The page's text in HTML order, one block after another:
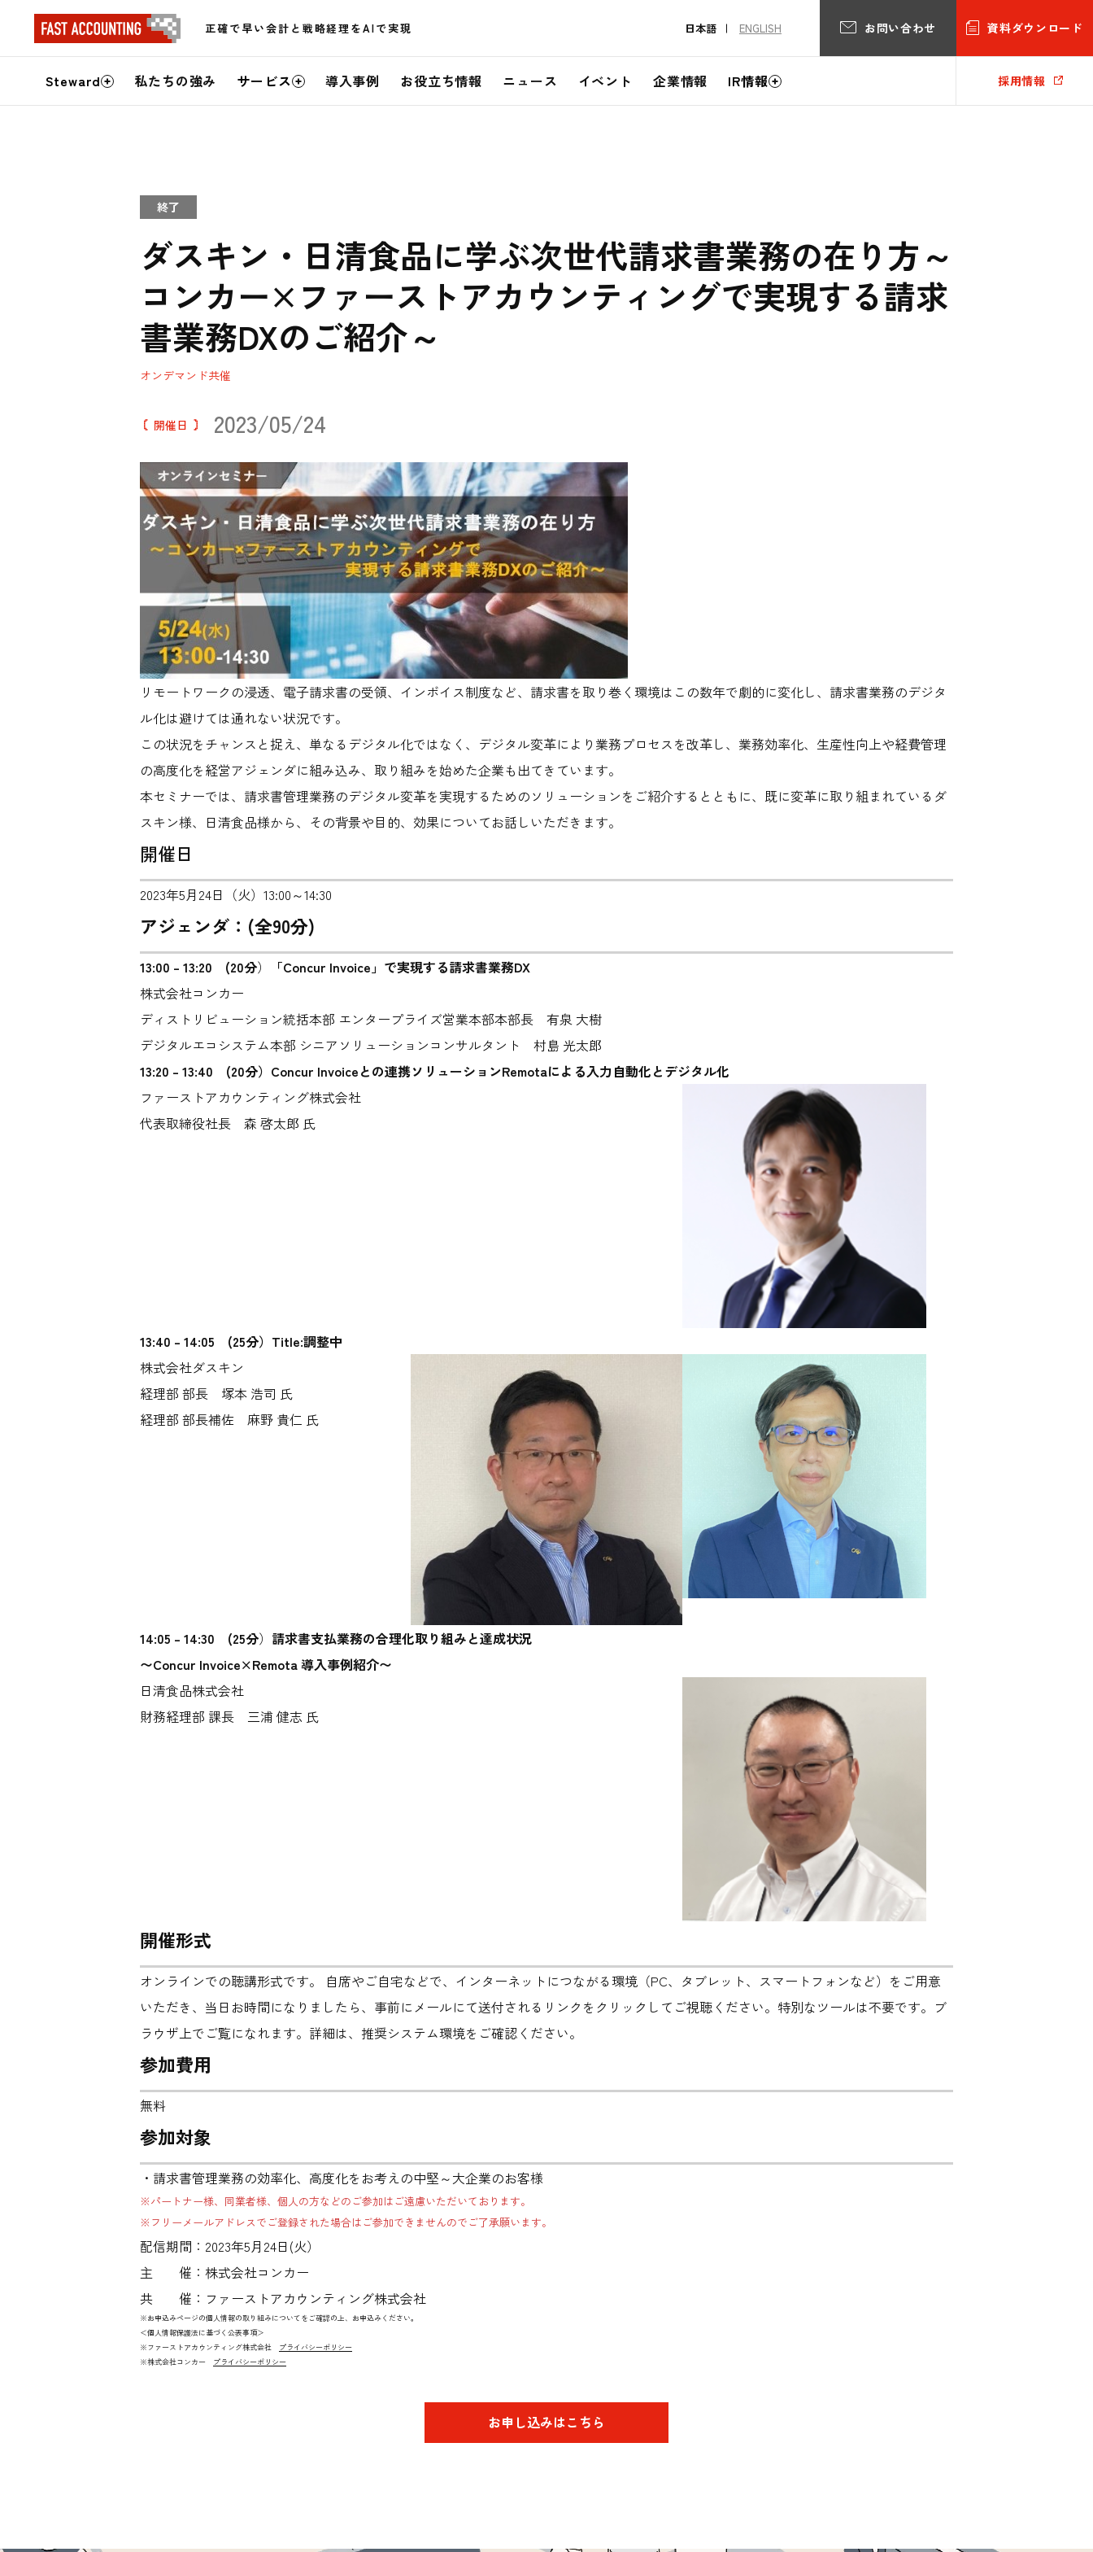
正確で早い会計と戦略経理をAIで実現 日本語 ENGLISH お問い合わせ 資料ダウンロード
サ
イ
Steward 私たちの強み サービス 導入事例 お役立ち情報 ニュース イベント 企業情報 IR情報 採用情報
ダスキン・日清食品に学ぶ次世代請求書業務の在り方～
コンカー×ファーストアカウンティングで実現する請求
書業務DXのご紹介～
終了
オンデマンド共催
開催日 2023/05/24
リモートワークの浸透、電子請求書の受領、インボイス制度など、請求書を取り巻く環境はこの数年で劇的に変化し、請求書業務のデジタ
ル化は避けては通れない状況です。
この状況をチャンスと捉え、単なるデジタル化ではなく、デジタル変革により業務プロセスを改革し、業務効率化、生産性向上や経費管理
の高度化を経営アジェンダに組み込み、取り組みを始めた企業も出てきています。
本セミナーでは、請求書管理業務のデジタル変革を実現するためのソリューションをご紹介するとともに、既に変革に取り組まれているダ
スキン様、日清食品様から、その背景や目的、効果についてお話しいただきます。
開催日
2023年5月24日（火）13:00～14:30
アジェンダ：(全90分)
13:00 – 13:20 (20分）
「Concur Invoice」で実現する請求書業務DX
株式会社コンカー
ディストリビューション統括本部 エンタープライズ営業本部本部長 有泉 大樹
デジタルエコシステム本部 シニアソリューションコンサルタント 村島 光太郎
13:20 – 13:40 (20分） Concur Invoiceとの連携ソリューションRemotaによる入力自動化とデジタル化
ファーストアカウンティング株式会社
代表取締役社長 森 啓太郎 氏
13:40 – 14:05 (25分）Title:調整中
株式会社ダスキン
経理部 部長 塚本 浩司 氏
経理部 部長補佐 麻野 貴仁 氏
14:05 – 14:30 (25分） 請求書支払業務の合理化取り組みと達成状況
〜Concur Invoice×Remota 導入事例紹介〜
日清食品株式会社
財務経理部 課長 三浦 健志 氏
開催形式
オンラインでの聴講形式です。 自席やご自宅などで、インターネットにつながる環境（PC、タブレット、スマートフォンなど）をご用意
いただき、当日お時間になりましたら、事前にメールにて送付されるリンクをクリックしてご視聴ください。特別なツールは不要です。ブ
ラウザ上でご覧になれます。詳細は、推奨システム環境をご確認ください。
参加費用
無料
参加対象
・請求書管理業務の効率化、高度化をお考えの中堅～大企業のお客様
※パートナー様、同業者様、個人の方などのご参加はご遠慮いただいております。
※フリーメールアドレスでご登録された場合はご参加できませんのでご了承願います。
配信期間：2023年5月24日(火）
主 催：株式会社コンカー
共 催：ファーストアカウンティング株式会社
※お申込みページの個人情報の取り組みについてをご確認の上、お申込みください。
＜個人情報保護法に基づく公表事項＞
※ファーストアカウンティング株式会社 プライバシーポリシー
※株式会社コンカー プライバシーポリシー
お申し込みはこちら